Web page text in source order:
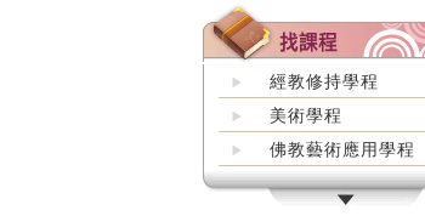
經教修持學程
美術學程
佛教藝術應用學程